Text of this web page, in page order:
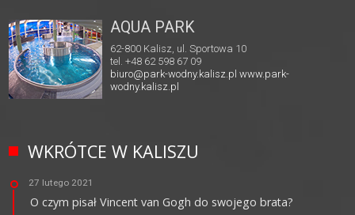
AQUA PARK
62-800 Kalisz, ul. Sportowa 10
tel. +48 62 598 67 09
biuro@park-wodny.kalisz.pl www.park-
wodny.kalisz.pl
WKRÓTCE W KALISZU
27 lutego 2021
O czym pisał Vincent van Gogh do swojego brata?